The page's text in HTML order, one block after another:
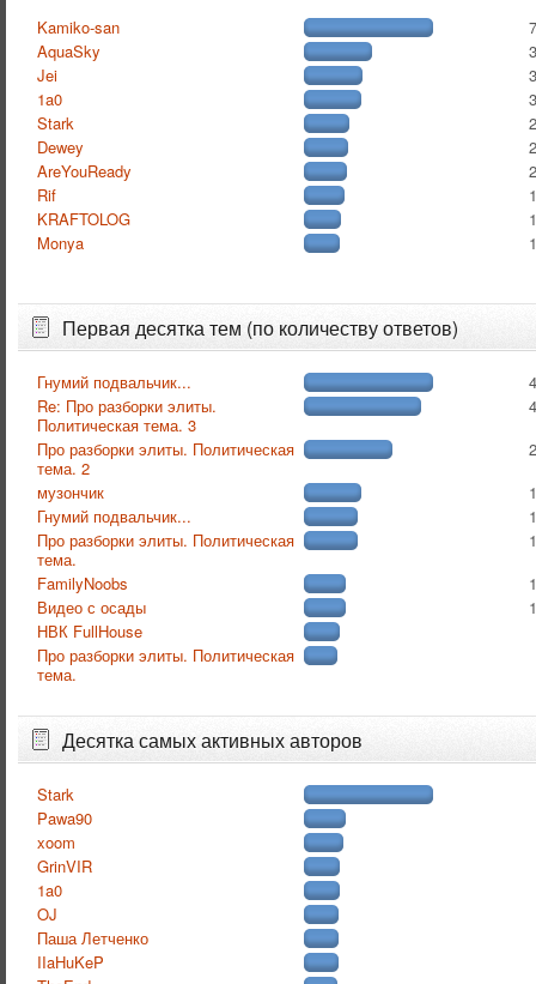
Kamiko-san
AquaSky
Jei
1a0
Stark
Dewey
AreYouReady
Rif
KRAFTOLOG
Monya
Первая десятка тем (по количеству ответов)
Гнумий подвальчик...
Re: Про разборки элиты.
Политическая тема. 3
Про разборки элиты. Политическая
тема. 2
музончик
Гнумий подвальчик...
Про разборки элиты. Политическая
тема.
FamilyNoobs
Видео с осады
НВК FullHouse
Про разборки элиты. Политическая
тема.
Десятка самых активных авторов
Stark
Pawa90
xoom
GrinVIR
1a0
OJ
Паша Летченко
IIaHuKeP